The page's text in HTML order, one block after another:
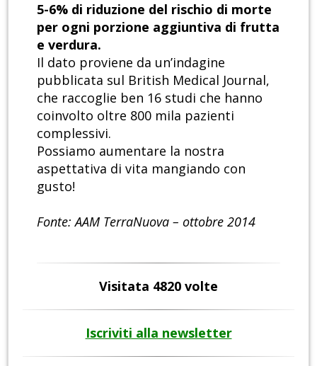
5-6% di riduzione del rischio di morte
per ogni porzione aggiuntiva di frutta
e verdura.
Il dato proviene da un’indagine
pubblicata sul British Medical Journal,
che raccoglie ben 16 studi che hanno
coinvolto oltre 800 mila pazienti
complessivi.
Possiamo aumentare la nostra
aspettativa di vita mangiando con
gusto!
Fonte: AAM TerraNuova – ottobre 2014
Visitata 4820 volte
Iscriviti alla newsletter